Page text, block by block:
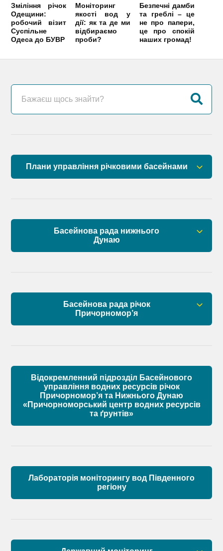
Зміління річок
Одещини:
робочий візит
Суспільне
Одеса до БУВР
Моніторинг
якості вод у
дії: як та де ми
відбираємо
проби?
Безпечні дамби
та греблі – це
не про папери,
це про спокій
наших громад!
Плани управління річковими басейнами
Басейнова рада нижнього
Дунаю
Склад Басейнової ради нижнього Дунаю
Басейнова рада річок
Причорномор’я
Склад Басейнової ради річок Причорномор’я
Матеріали
Відокремленний підрозділ Басейнового
управління водних ресурсів річок
Причорномор’я та Нижнього Дунаю
«Причорноморський центр водних ресурсів
та ґрунтів»
Лабораторія моніторингу вод Південного
регіону